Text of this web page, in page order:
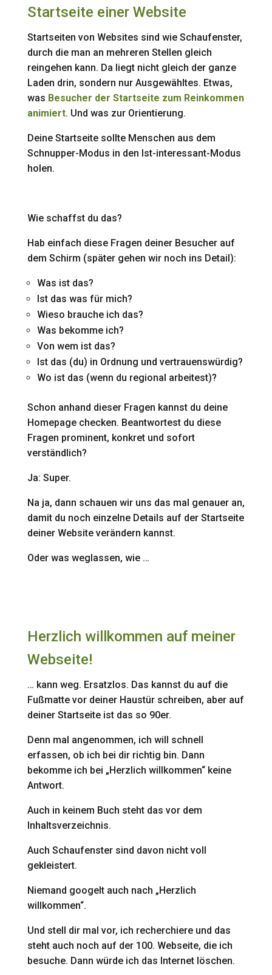
Startseite einer Website
Startseiten von Websites sind wie Schaufenster,
durch die man an mehreren Stellen gleich
reingehen kann. Da liegt nicht gleich der ganze
Laden drin, sondern nur Ausgewähltes. Etwas,
was Besucher der Startseite zum Reinkommen
animiert. Und was zur Orientierung.
Deine Startseite sollte Menschen aus dem
Schnupper-Modus in den Ist-interessant-Modus
holen.
Wie schaffst du das?
Hab einfach diese Fragen deiner Besucher auf
dem Schirm (später gehen wir noch ins Detail):
Was ist das?
Ist das was für mich?
Wieso brauche ich das?
Was bekomme ich?
Von wem ist das?
Ist das (du) in Ordnung und vertrauenswürdig?
Wo ist das (wenn du regional arbeitest)?
Schon anhand dieser Fragen kannst du deine
Homepage checken. Beantwortest du diese
Fragen prominent, konkret und sofort
verständlich?
Ja: Super.
Na ja, dann schauen wir uns das mal genauer an,
damit du noch einzelne Details auf der Startseite
deiner Website verändern kannst.
Oder was weglassen, wie …
Herzlich willkommen auf meiner
Webseite!
… kann weg. Ersatzlos. Das kannst du auf die
Fußmatte vor deiner Haustür schreiben, aber auf
deiner Startseite ist das so 90er.
Denn mal angenommen, ich will schnell
erfassen, ob ich bei dir richtig bin. Dann
bekomme ich bei „Herzlich willkommen“ keine
Antwort.
Auch in keinem Buch steht das vor dem
Inhaltsverzeichnis.
Auch Schaufenster sind davon nicht voll
gekleistert.
Niemand googelt auch nach „Herzlich
willkommen“.
Und stell dir mal vor, ich recherchiere und das
steht auch noch auf der 100. Webseite, die ich
besuche. Dann würde ich das Internet löschen.